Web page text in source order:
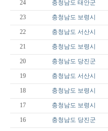
24 충청남도 태안군
23 충청남도 보령시
22 충청남도 서산시
21 충청남도 보령시
20 충청남도 당진군
19 충청남도 서산시
18 충청남도 보령시
17 충청남도 보령시
16 충청남도 당진군